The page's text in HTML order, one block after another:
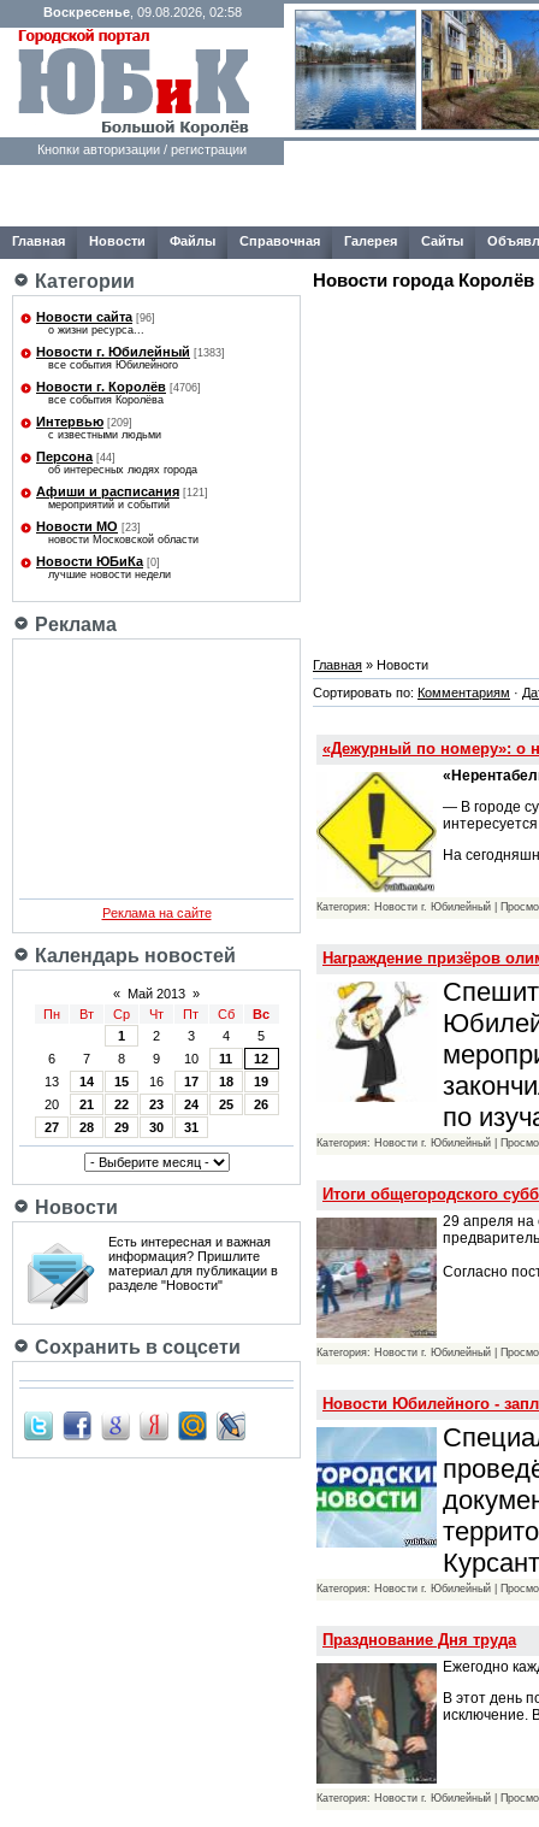
Воскресенье, 09.08.2026, 02:58
Кнопки авторизации / регистрации
Главная Новости Файлы Справочная Галерея Сайты
Категории
Новости сайта [96]
о жизни ресурса...
Новости г. Юбилейный [1383]
все события Юбилейного
Новости г. Королёв [4706]
все события Королёва
Интервью [209]
с известными людьми
Персона [44]
об интересных людях города
Афиши и расписания [121]
мероприятий и событий
Новости МО [23]
новости Московской области
Новости ЮБиКа [0]
лучшие новости недели
Реклама
Реклама на сайте
Календарь новостей
« Май 2013 »
Пн
Вт Ср Чт Пт Сб
Вс
1
2 3 4
5
6
7 8 9 10 11
12
13
14 15 16 17 18
19
20
21 22 23 24 25
26
27
28 29 30 31
Новости
Есть интересная и важная
информация? Пришлите
материал для публикации в
разделе "Новости"
Сохранить в соцсети
Новости города Королёв
Главная » Новости
Сортировать по: Комментариям ·
«Дежурный по номеру»: о
— В городе
На
Категория: Новости г. Юбилейный |
Награждение призёров
по
Категория: Новости г. Юбилейный |
Итоги общегородского
29 апреля на
Согласно
Категория: Новости г. Юбилейный |
Новости Юбилейного -
Категория: Новости г. Юбилейный |
Празднование Дня труда
Ежегодно
В этот день
исключение.
Категория: Новости г. Юбилейный |